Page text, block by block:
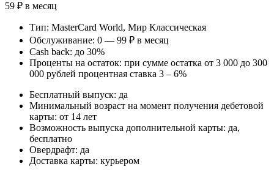
59 ₽ в месяц
Тип: MasterСard World, Мир Классическая
Обслуживание: 0 — 99 ₽ в месяц
Cash back: до 30%
Проценты на остаток: при сумме остатка от 3 000 до 300
000 рублей процентная ставка 3 – 6%
Бесплатный выпуск: да
Минимальный возраст на момент получения дебетовой
карты: от 14 лет
Возможность выпуска дополнительной карты: да,
бесплатно
Овердрафт: да
Доставка карты: курьером